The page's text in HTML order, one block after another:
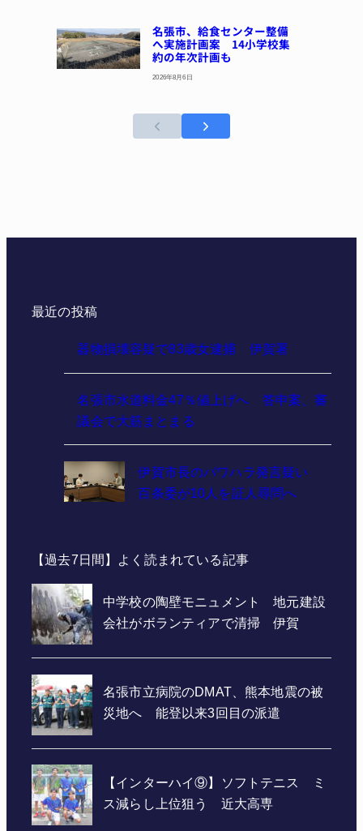
名張市、給食センター整備
へ実施計画案 14小学校集
約の年次計画も
2026年8月6日
最近の投稿
器物損壊容疑で83歳女逮捕 伊賀署
名張市水道料金47％値上げへ 答申案、審
議会で大筋まとまる
伊賀市長のパワハラ発言疑い
百条委が10人を証人尋問へ
【過去7日間】よく読まれている記事